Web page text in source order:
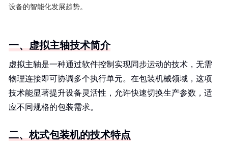
设备的智能化发展趋势。
一、虚拟主轴技术简介
虚拟主轴是一种通过软件控制实现同步运动的技术，无需
物理连接即可协调多个执行单元。在包装机械领域，这项
技术能显著提升设备灵活性，允许快速切换生产参数，适
应不同规格的包装需求。
二、枕式包装机的技术特点